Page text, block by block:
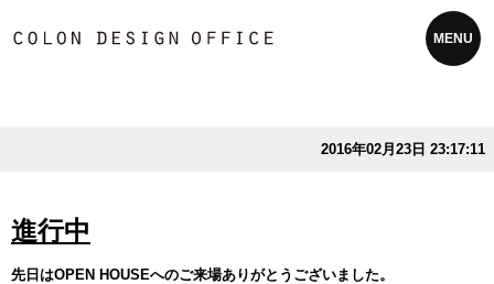
MENU
2016年02月23日 23:17:11
進行中
先日はOPEN HOUSEへのご来場ありがとうございました。